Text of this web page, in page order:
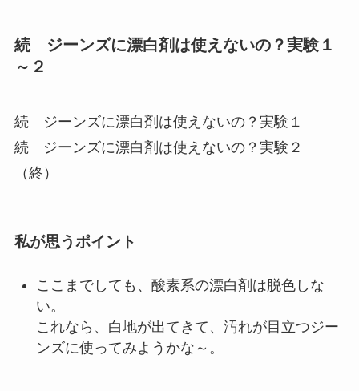
続 ジーンズに漂白剤は使えないの？実験１
～２
続 ジーンズに漂白剤は使えないの？実験１
続 ジーンズに漂白剤は使えないの？実験２
（終）
私が思うポイント
ここまでしても、酸素系の漂白剤は脱色しな
い。
これなら、白地が出てきて、汚れが目立つジー
ンズに使ってみようかな～。